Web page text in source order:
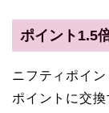
ポイント1.5
ニフティポイ
ポイントに交